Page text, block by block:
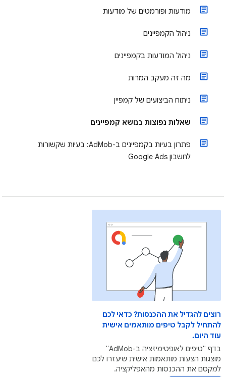
מודעות ופורמטים של מודעות
ניהול הקמפיינים
ניהול המודעות בקמפיינים
מה זה מעקב המרות
ניתוח הביצועים של קמפיין
שאלות נפוצות בנושא קמפיינים
פתרון בעיות בקמפיינים ב-AdMob: בעיות שקשורות
לחשבון Google Ads
רוצים להגדיל את ההכנסות? כדאי לכם
להתחיל לקבל טיפים מותאמים אישית
עוד היום.
בדף "טיפים לאופטימיזציה ב-AdMob"
מוצגות הצעות מותאמות אישית שיעזרו לכם
למקסם את ההכנסות מהאפליקציה.